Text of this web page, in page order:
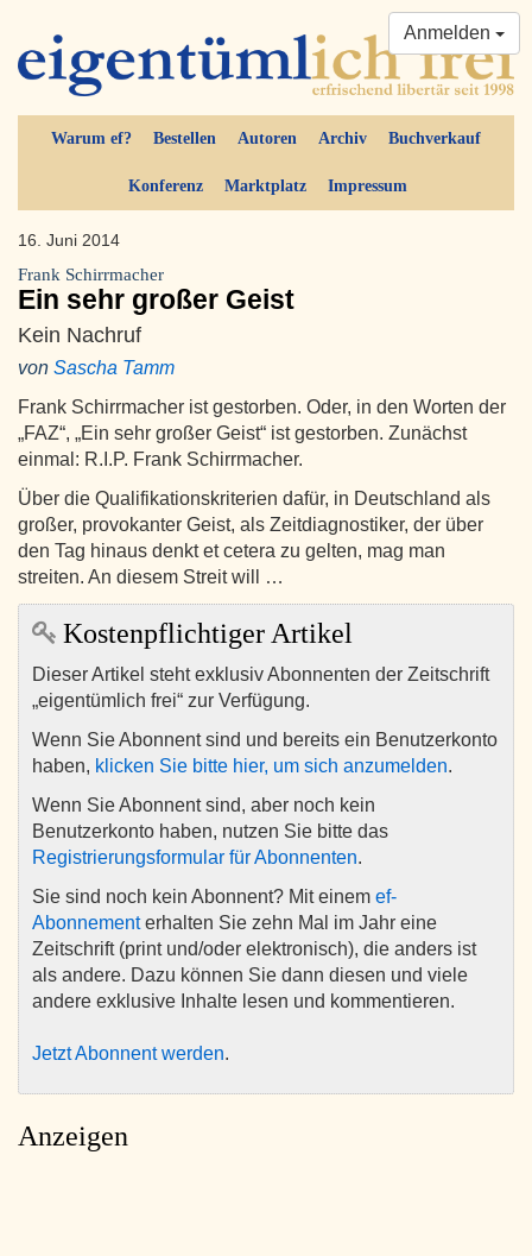
Warum ef? Bestellen Autoren Archiv Buchverkauf
Konferenz Marktplatz Impressum
Anmelden
16. Juni 2014
Frank Schirrmacher
Ein sehr großer Geist
Kein Nachruf
von Sascha Tamm
Frank Schirrmacher ist gestorben. Oder, in den Worten der
„FAZ“, „Ein sehr großer Geist“ ist gestorben. Zunächst
einmal: R.I.P. Frank Schirrmacher.
Über die Qualifikationskriterien dafür, in Deutschland als
großer, provokanter Geist, als Zeitdiagnostiker, der über
den Tag hinaus denkt et cetera zu gelten, mag man
streiten. An diesem Streit will …
Kostenpflichtiger Artikel
Dieser Artikel steht exklusiv Abonnenten der Zeitschrift
„eigentümlich frei“ zur Verfügung.
Wenn Sie Abonnent sind und bereits ein Benutzerkonto
haben, klicken Sie bitte hier, um sich anzumelden.
Wenn Sie Abonnent sind, aber noch kein
Benutzerkonto haben, nutzen Sie bitte das
Registrierungsformular für Abonnenten.
Sie sind noch kein Abonnent? Mit einem ef-
Abonnementerhalten Sie zehn Mal im Jahr eine
Zeitschrift (print und/oder elektronisch), die anders ist
als andere. Dazu können Sie dann diesen und viele
andere exklusive Inhalte lesen und kommentieren.
Jetzt Abonnent werden.
Anzeigen